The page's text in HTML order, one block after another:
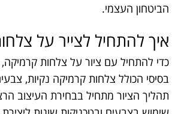
הביטחון העצמי.
איך להתחיל לצייר על
כדי להתחיל עם ציור על צלחות קרמיקה,
בסיסי הכולל צלחות קרמיקה נקיות,
תהליך הציור מתחיל בבחירת העיצוב